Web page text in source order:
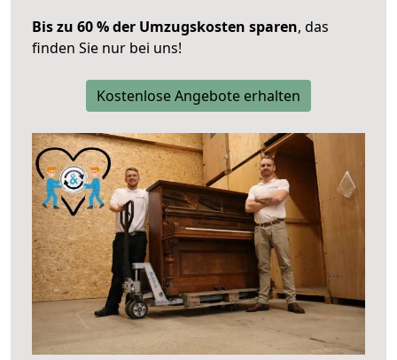
Bis zu 60 % der Umzugskosten sparen, das
finden Sie nur bei uns!
Kostenlose Angebote erhalten